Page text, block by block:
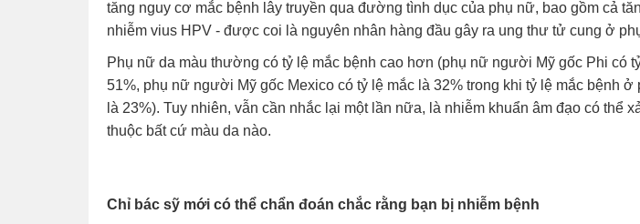
tăng nguy cơ mắc bệnh lây truyền qua đường tình dục của phụ nữ, bao gồm cả
nhiễm vius HPV - được coi là nguyên nhân hàng đầu gây ra ung thư tử cung ở
Phụ nữ da màu thường có tỷ lệ mắc bệnh cao hơn (phụ nữ người Mỹ gốc Phi có
51%, phụ nữ người Mỹ gốc Mexico có tỷ lệ mắc là 32% trong khi tỷ lệ mắc bệnh ở
là 23%). Tuy nhiên, vẫn cần nhắc lại một lần nữa, là nhiễm khuẩn âm đạo có thể
thuộc bất cứ màu da nào.
Chỉ bác sỹ mới có thể chẩn đoán chắc rằng bạn bị nhiễm bệnh